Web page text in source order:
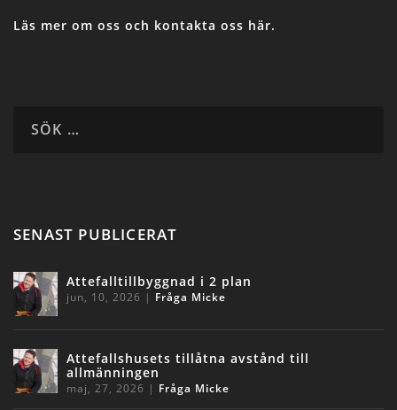
Läs mer om oss och kontakta oss här.
SENAST PUBLICERAT
Attefalltillbyggnad i 2 plan
jun, 10, 2026 | Fråga Micke
Attefallshusets tillåtna avstånd till
allmänningen
maj, 27, 2026 | Fråga Micke